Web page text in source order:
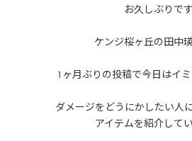
お久しぶりです
ケンジ桜ヶ丘の田中
1ヶ月ぶりの投稿で今日はイ
ダメージをどうにかしたい人
アイテムを紹介して